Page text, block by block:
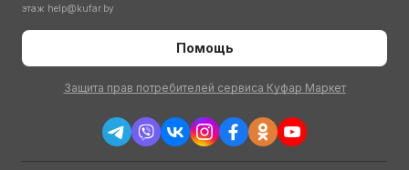
этаж help@kufar.by
Помощь
Защита прав потребителей сервиса Куфар Маркет